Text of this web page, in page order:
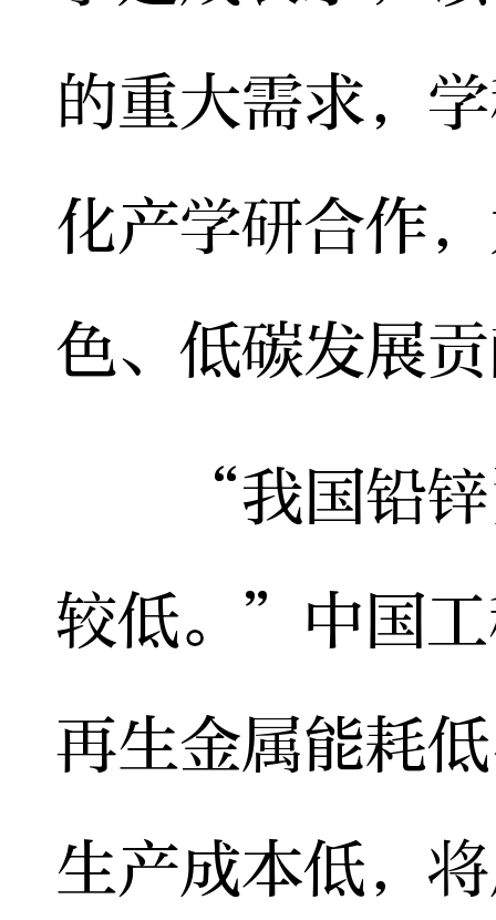
的重大需求，
化产学研合作
色、低碳发展
“我国铅锌
较低。”中国
再生金属能耗
生产成本低，